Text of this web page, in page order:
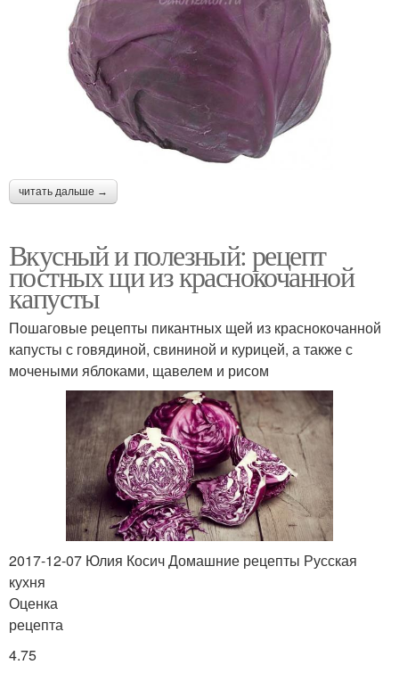
читать дальше →
Вкусный и полезный: рецепт
постных щи из краснокочанной
капусты
Пошаговые рецепты пикантных щей из краснокочанной
капусты с говядиной, свининой и курицей, а также с
мочеными яблоками, щавелем и рисом
2017-12-07 Юлия Косич Домашние рецепты Русская
кухня
Оценка
рецепта
4.75